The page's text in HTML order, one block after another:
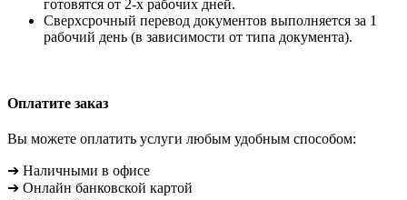
готовятся от 2-х рабочих дней.
Сверхсрочный перевод документов выполняется за 1
рабочий день (в зависимости от типа документа).
Оплатите заказ
Вы можете оплатить услуги любым удобным способом:
➔ Наличными в офисе
➔ Онлайн банковской картой